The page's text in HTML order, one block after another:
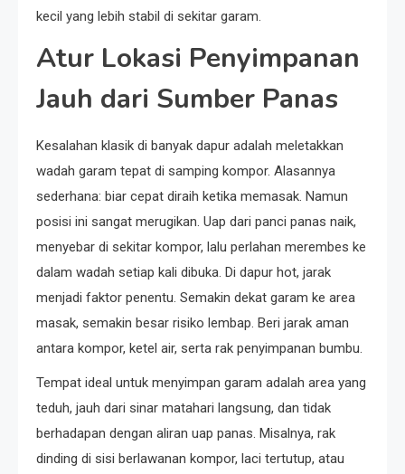
kecil yang lebih stabil di sekitar garam.
Atur Lokasi Penyimpanan
Jauh dari Sumber Panas
Kesalahan klasik di banyak dapur adalah meletakkan
wadah garam tepat di samping kompor. Alasannya
sederhana: biar cepat diraih ketika memasak. Namun
posisi ini sangat merugikan. Uap dari panci panas naik,
menyebar di sekitar kompor, lalu perlahan merembes ke
dalam wadah setiap kali dibuka. Di dapur hot, jarak
menjadi faktor penentu. Semakin dekat garam ke area
masak, semakin besar risiko lembap. Beri jarak aman
antara kompor, ketel air, serta rak penyimpanan bumbu.
Tempat ideal untuk menyimpan garam adalah area yang
teduh, jauh dari sinar matahari langsung, dan tidak
berhadapan dengan aliran uap panas. Misalnya, rak
dinding di sisi berlawanan kompor, laci tertutup, atau